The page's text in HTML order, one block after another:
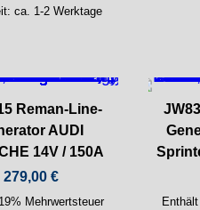
ca. 1-2 Werktage
Reman-Line-
AUDI
14V / 150A
279,00 €
Mehrwertsteuer